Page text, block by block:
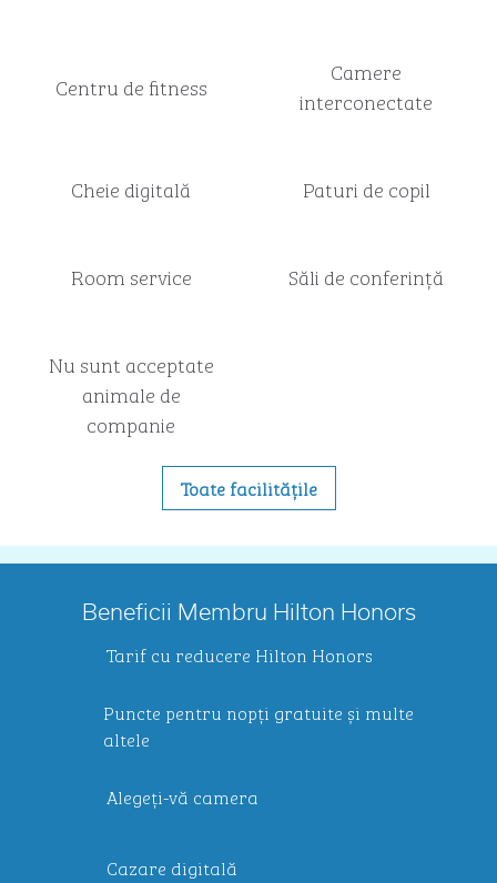
Centru de fitness
Camere
interconectate
Cheie digitală Paturi de copil
Room service Săli de conferință
Nu sunt acceptate
animale de
companie
Toate facilitățile
Beneficii Membru Hilton Honors
Tarif cu reducere Hilton Honors
Puncte pentru nopți gratuite și multe
altele
Alegeți-vă camera
Cazare digitală